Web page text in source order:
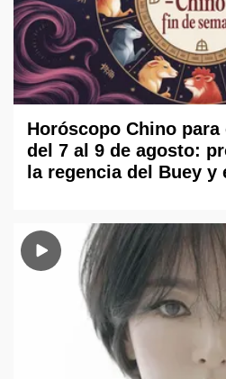
Horóscopo Chino
del 7 al 9 de agosto:
la regencia del Buey y